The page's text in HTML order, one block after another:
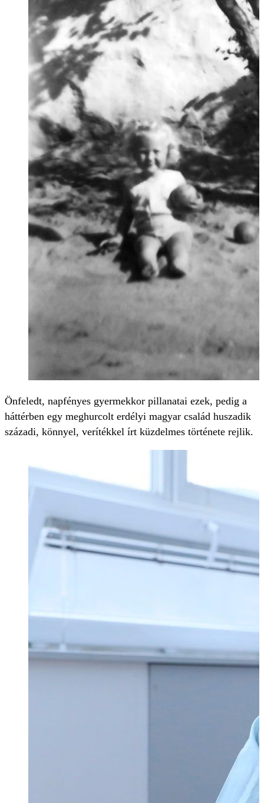
Önfeledt, napfényes gyermekkor pillanatai ezek, pedig a
háttérben egy meghurcolt erdélyi magyar család huszadik
századi, könnyel, verítékkel írt küzdelmes története rejlik.